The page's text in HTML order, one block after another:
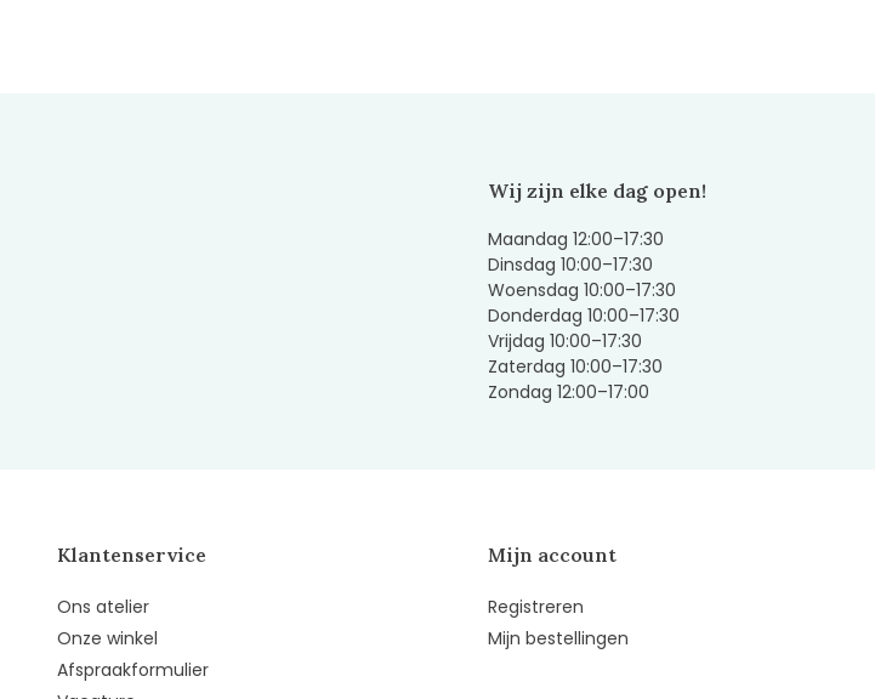
Wij zijn elke dag open!
Maandag 12:00–17:30
Dinsdag 10:00–17:30
Woensdag 10:00–17:30
Donderdag 10:00–17:30
Vrijdag 10:00–17:30
Zaterdag 10:00–17:30
Zondag 12:00–17:00
Klantenservice
Ons atelier
Onze winkel
Afspraakformulier
Mijn account
Registreren
Mijn bestellingen